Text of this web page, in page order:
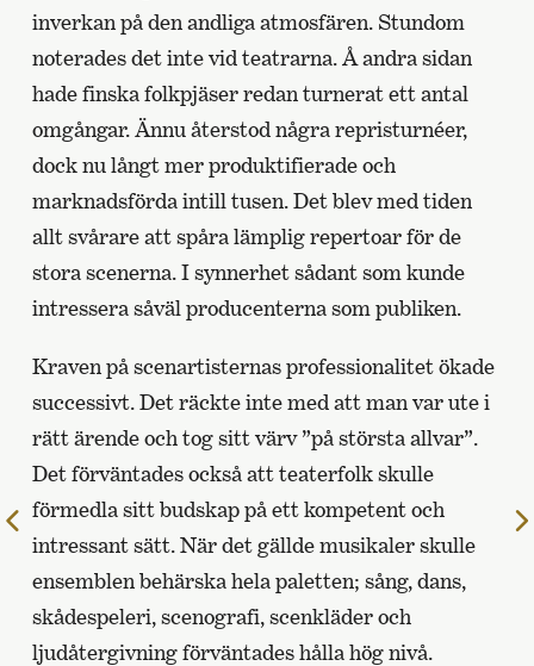
inverkan på den andliga atmosfären. Stundom
noterades det inte vid teatrarna. Å andra sidan
hade finska folkpjäser redan turnerat ett antal
omgångar. Ännu återstod några repristurnéer,
dock nu långt mer produktifierade och
marknadsförda intill tusen. Det blev med tiden
allt svårare att spåra lämplig repertoar för de
stora scenerna. I synnerhet sådant som kunde
intressera såväl producenterna som publiken.
Kraven på scenartisternas professionalitet ökade
successivt. Det räckte inte med att man var ute i
rätt ärende och tog sitt värv ”på största allvar”.
Det förväntades också att teaterfolk skulle
förmedla sitt budskap på ett kompetent och
intressant sätt. När det gällde musikaler skulle
ensemblen behärska hela paletten; sång, dans,
skådespeleri, scenografi, scenkläder och
ljudåtergivning förväntades hålla hög nivå.
Till
föregående
sida